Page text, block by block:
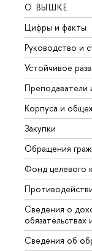
О ВЫШКЕ
Цифры и факты
Руководство и
Устойчивое
Преподаватели
Корпуса и
Закупки
Обращения
Фонд целевого
Сведения о
Сведения об